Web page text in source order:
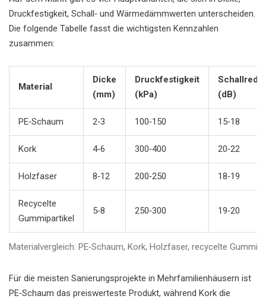
Druckfestigkeit, Schall‑ und Wärmedämmwerten unterscheiden.
Die folgende Tabelle fasst die wichtigsten Kennzahlen
zusammen:
Materialvergleich: PE‑Schaum, Kork, Holzfaser, recycelte
Material
Dicke
(mm)
Druckfestigkeit
(kPa)
(dB)
PE‑Schaum 2‑3 100‑150 15‑18
Kork 4‑6 300‑400 20‑22
Holzfaser 8‑12 200‑250 18‑19
Recycelte
Gummipartikel
5‑8 250‑300 19‑20
Für die meisten Sanierungsprojekte in Mehrfamilienhäusern ist
PE‑Schaum das preiswerteste Produkt, während Kork die